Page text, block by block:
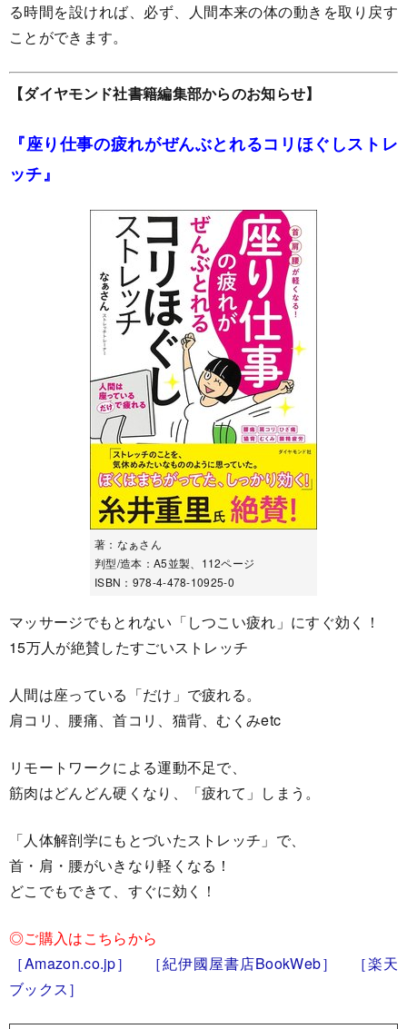
る時間を設ければ、必ず、人間本来の体の動きを取り戻す
ことができます。
【ダイヤモンド社書籍編集部からのお知らせ】
『座り仕事の疲れがぜんぶとれるコリほぐしストレ
ッチ』
著：なぁさん
判型/造本：A5並製、112ページ
ISBN：978-4-478-10925-0
マッサージでもとれない「しつこい疲れ」にすぐ効く！
15万人が絶賛したすごいストレッチ
人間は座っている「だけ」で疲れる。
肩コリ、腰痛、首コリ、猫背、むくみetc
リモートワークによる運動不足で、
筋肉はどんどん硬くなり、「疲れて」しまう。
「人体解剖学にもとづいたストレッチ」で、
首・肩・腰がいきなり軽くなる！
どこでもできて、すぐに効く！
◎ご購入はこちらから
［Amazon.co.jp］
［紀伊國屋書店BookWeb］
［楽天
ブックス］